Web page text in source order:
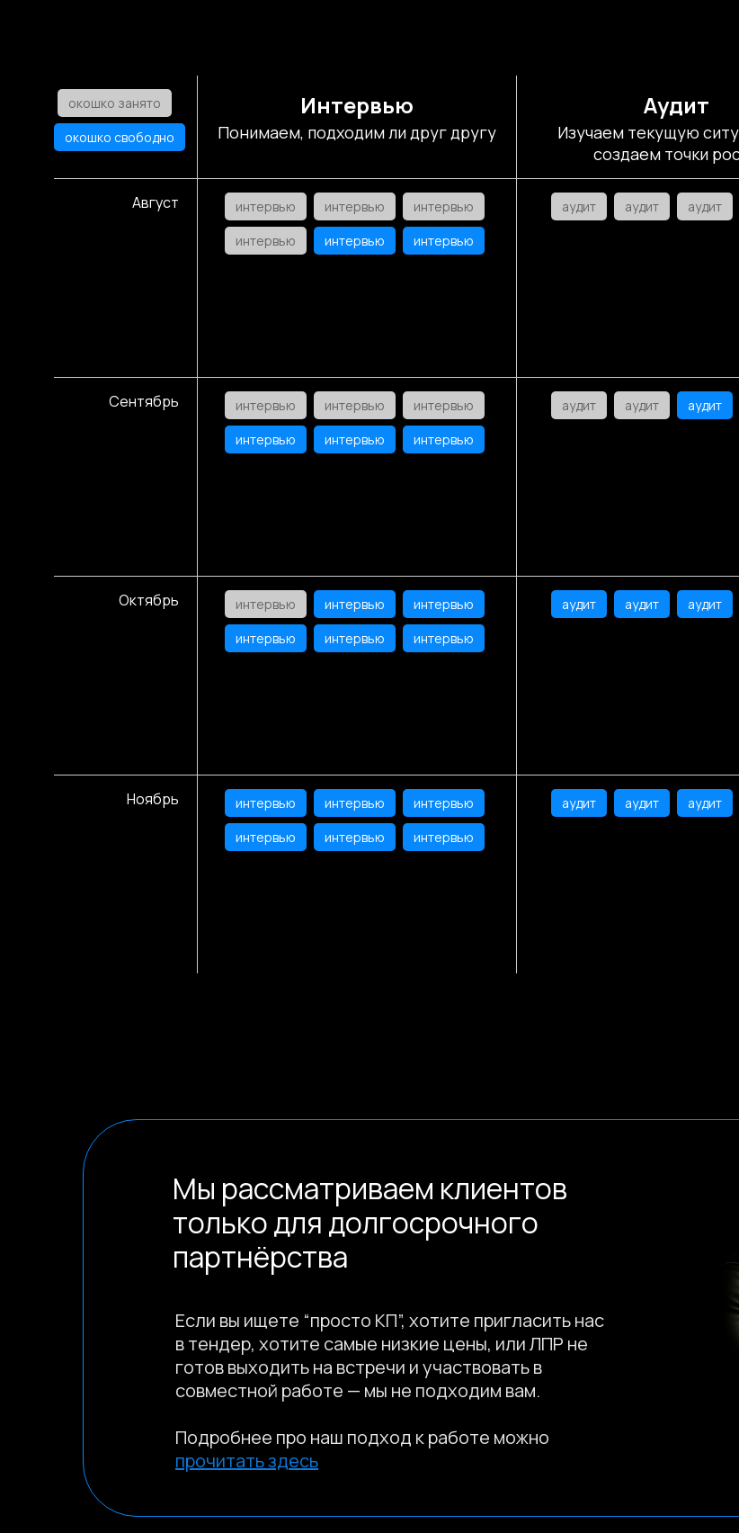
окошко занято
окошко свободно
Интервью
Понимаем, подходим ли друг другу
Аудит
Изучаем текущую
создаем точки
Август интервью интервью
интервью
интервью
интервью интервью
аудит аудит аудит
Сентябрь интервью интервью
интервью
интервью
интервью интервью
аудит аудит аудит
Октябрь интервью интервью
интервью
интервью
интервью интервью
аудит аудит аудит
Ноябрь интервью интервью
интервью
интервью
интервью интервью
аудит аудит аудит
Мы рассматриваем клиентов
только для долгосрочного
партнёрства
Если вы ищете “просто КП”, хотите пригласить нас
в тендер, хотите самые низкие цены, или ЛПР не
готов выходить на встречи и участвовать в
совместной работе — мы не подходим вам.
Подробнее про наш подход к работе можно
прочитать здесь
© 2013-2026, ООО «Компот»
Копирование материалов сайта запрещено
Сведения
info@kompot.bz